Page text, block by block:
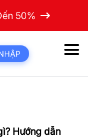
50%
Hướng dẫn